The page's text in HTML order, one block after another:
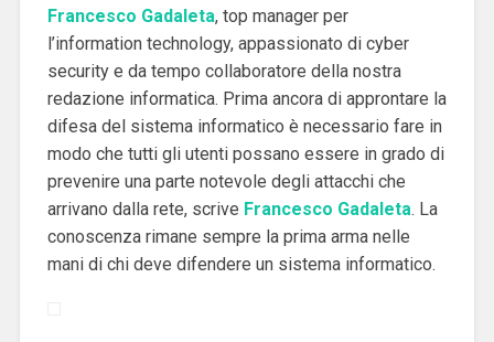
Francesco Gadaleta, top manager per
l’information technology, appassionato di cyber
security e da tempo collaboratore della nostra
redazione informatica. Prima ancora di approntare la
difesa del sistema informatico è necessario fare in
modo che tutti gli utenti possano essere in grado di
prevenire una parte notevole degli attacchi che
arrivano dalla rete, scrive Francesco Gadaleta. La
conoscenza rimane sempre la prima arma nelle
mani di chi deve difendere un sistema informatico.